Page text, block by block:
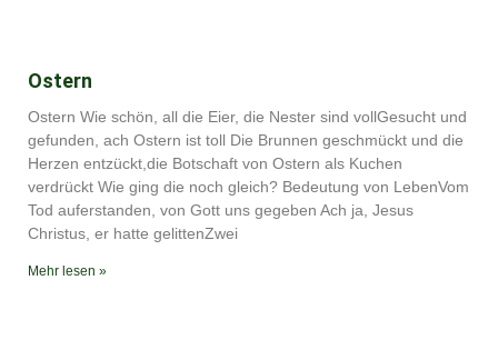
Ostern
Ostern Wie schön, all die Eier, die Nester sind vollGesucht und
gefunden, ach Ostern ist toll Die Brunnen geschmückt und die
Herzen entzückt,die Botschaft von Ostern als Kuchen
verdrückt Wie ging die noch gleich? Bedeutung von LebenVom
Tod auferstanden, von Gott uns gegeben Ach ja, Jesus
Christus, er hatte gelittenZwei
Mehr lesen »